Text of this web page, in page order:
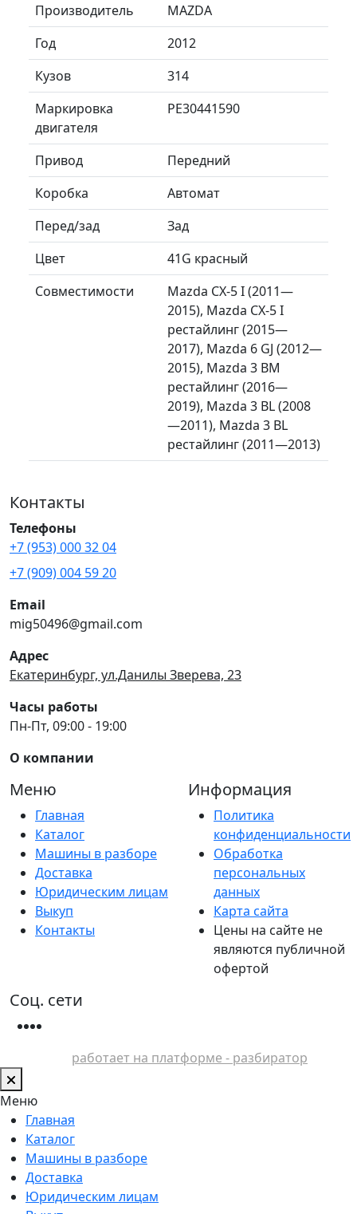
Производитель
MAZDA
Год
2012
Кузов
314
Маркировка
двигателя
PE30441590
Привод
Передний
Коробка
Автомат
Перед/зад
Зад
Цвет
41G красный
Совместимости
Mazda CX-5 I (2011—
2015), Mazda CX-5 I
рестайлинг (2015—
2017), Mazda 6 GJ (2012—
2015), Mazda 3 BM
рестайлинг (2016—
2019), Mazda 3 BL (2008
—2011), Mazda 3 BL
рестайлинг (2011—2013)
Контакты
Телефоны
+7 (953) 000 32 04
+7 (909) 004 59 20
Email
mig50496@gmail.com
Адрес
Екатеринбург, ул.Данилы Зверева, 23
Часы работы
Пн-Пт, 09:00 - 19:00
О компании
Меню
Главная
Каталог
Машины в разборе
Доставка
Юридическим лицам
Выкуп
Контакты
Информация
Политика
конфиденциальности
Обработка
персональных
данных
Карта сайта
Цены на сайте не
являются публичной
офертой
Соц. сети
работает на платформе - разбиратор
Меню
Главная
Каталог
Машины в разборе
Доставка
Юридическим лицам